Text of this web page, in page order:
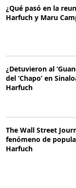
¿Qué pasó en la
Harfuch y Maru
¿Detuvieron al
del ‘Chapo’ en
Harfuch
The Wall Street
fenómeno de
Harfuch